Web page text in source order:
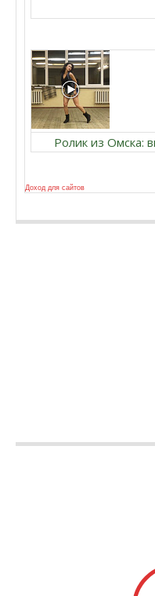
Ролик из Омска:
Доход для сайтов